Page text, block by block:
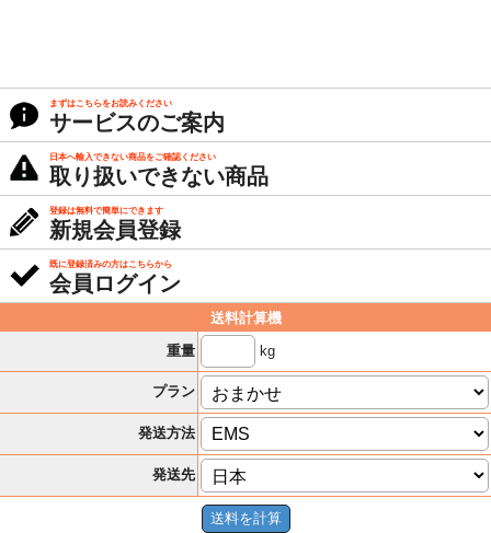
まずはこちらをお読みください
サービスのご案内
日本へ輸入できない商品をご確認ください
取り扱いできない商品
登録は無料で簡単にできます
新規会員登録
既に登録済みの方はこちらから
会員ログイン
送料計算機
重量
kg
プラン
発送方法
発送先